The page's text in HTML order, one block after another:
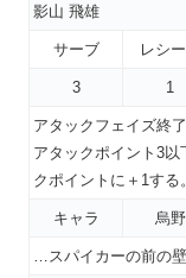
影山 飛雄
サーブ レシ
3 1
アタックフェイズ終
アタックポイント3
クポイントに＋1する。
キャラ 烏野
…スパイカーの前の